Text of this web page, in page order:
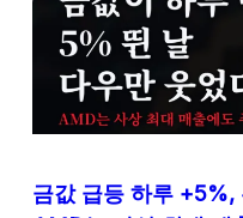
금값 급등 하루